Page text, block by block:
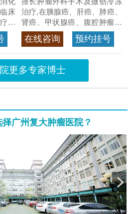
床
方
治疗,在胰腺癌、肝癌、肺癌、
肾癌、甲状腺癌、腹腔肿瘤等
>>查看专家详情
在线咨询 预约挂号
更多专家博士
广州复大肿瘤医院？